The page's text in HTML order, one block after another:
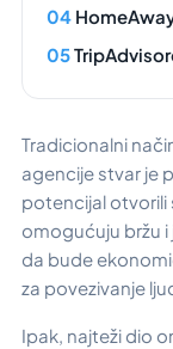
Tradicionalni
agencije stvar je
potencijal
omogućuju bržu
da bude
za povezivanje
Ipak, najteži dio